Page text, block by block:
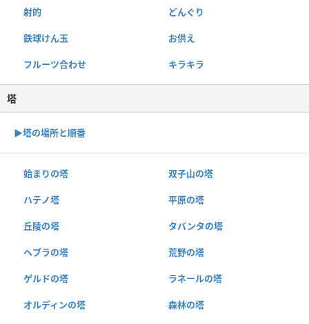
射的 どんぐり
鉄球けん玉 お供え
フルーツ合わせ キラキラ
塔
▶︎塔の場所と順番
始まりの塔 双子山の塔
ハテノ塔 平原の塔
丘陵の塔 タバンタの塔
ヘブラの塔 荒野の塔
ゲルドの塔 ラネールの塔
オルディンの塔 森林の塔